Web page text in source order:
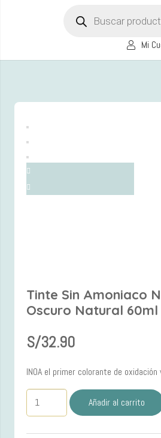
productos
Mi
Tinte Sin Amoniaco
Oscuro Natural 60ml
S/32.90
INOA el primer colorante de
Tinte
Sin
Añadir al carrito